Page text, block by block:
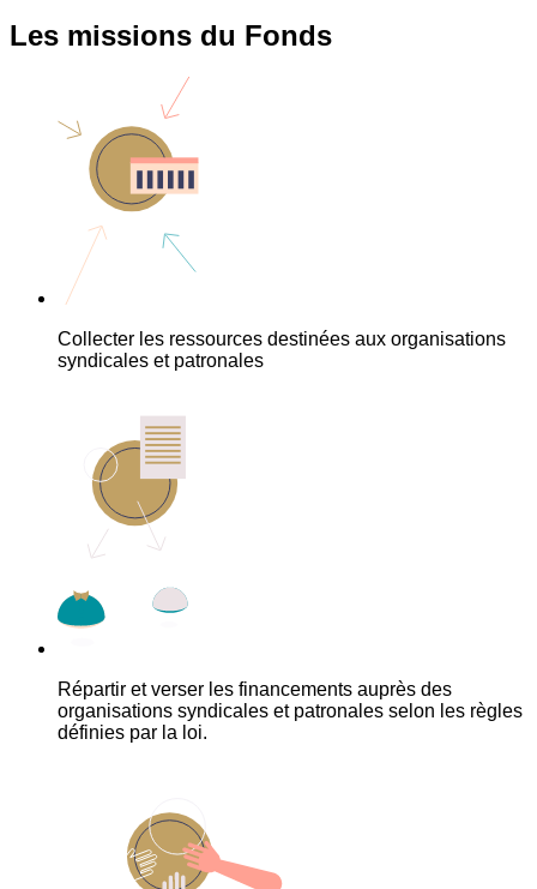
Les missions du Fonds
Collecter les ressources destinées aux organisations
syndicales et patronales
Répartir et verser les financements auprès des
organisations syndicales et patronales selon les règles
définies par la loi.